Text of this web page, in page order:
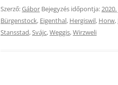
Szerző:Gábor Bejegyzés időpontja:
Bürgenstock, Eigenthal, Hergiswil, Horw,
Stansstad,Svájc,Weggis,Wirzweli